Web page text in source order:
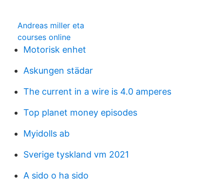
Andreas miller eta
courses online
Motorisk enhet
Askungen städar
The current in a wire is 4.0 amperes
Top planet money episodes
Myidolls ab
Sverige tyskland vm 2021
A sido o ha sido